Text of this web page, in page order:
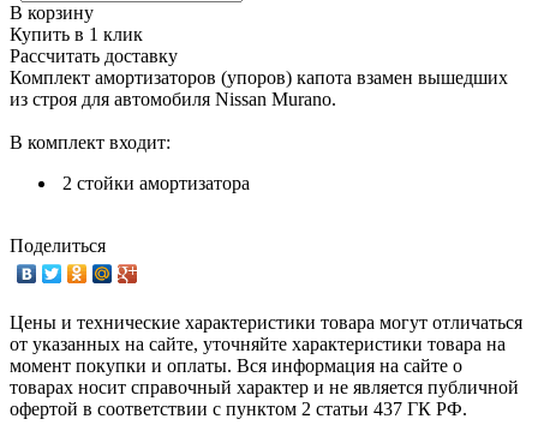
В корзину
Купить в 1 клик
Рассчитать доставку
Комплект амортизаторов (упоров) капота взамен вышедших
из строя для автомобиля Nissan Murano.
В комплект входит:
2 стойки амортизатора
Поделиться
Цены и технические характеристики товара могут отличаться
от указанных на сайте, уточняйте характеристики товара на
момент покупки и оплаты. Вся информация на сайте о
товарах носит справочный характер и не является публичной
офертой в соответствии с пунктом 2 статьи 437 ГК РФ.